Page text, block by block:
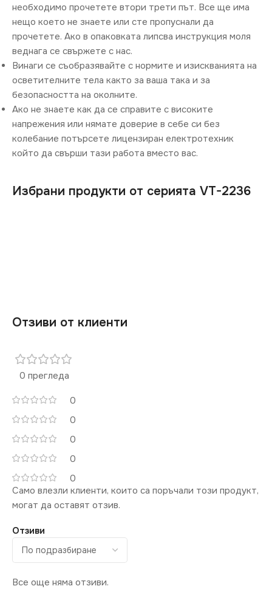
необходимо прочетете втори трети път. Все ще има
нещо което не знаете или сте пропуснали да
прочетете. Ако в опаковката липсва инструкция моля
веднага се свържете с нас.
Винаги се съобразявайте с нормите и изискванията на
осветителните тела както за ваша така и за
безопасността на околните.
Ако не знаете как да се справите с високите
напрежения или нямате доверие в себе си без
колебание потърсете лицензиран електротехник
който да свърши тази работа вместо вас.
Избрани продукти от серията VT-2236
Отзиви от клиенти
0 прегледа
0
0
0
0
0
Отзиви
Все още няма отзиви.
Само влезли клиенти, които са поръчали този продукт,
могат да оставят отзив.